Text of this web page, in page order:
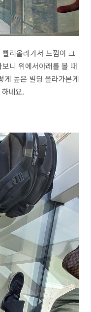
리올라가서 느낌이 크
니 위에서아래를 볼 때
게 높은 빌딩 올라가본게
네요.